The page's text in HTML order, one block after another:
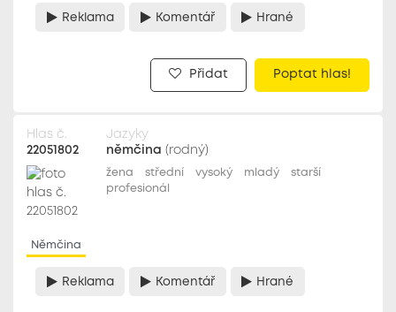
Reklama Komentář Hrané
Přidat Poptat hlas!
Hlas č.
22051802
Jazyky
němčina (rodný)
žena střední vysoký mladý
starší
profesionál
Němčina
Reklama Komentář Hrané